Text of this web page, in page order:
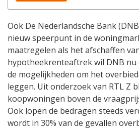
Ook De Nederlandsche Bank
nieuw speerpunt in de
maatregelen als het afschaffen
hypotheekrenteaftrek wil DNB
de mogelijkheden om het
leggen. Uit onderzoek van RTL Z
koopwoningen boven de
Ook lopen de bedragen steeds
wordt in 30% van de gevallen